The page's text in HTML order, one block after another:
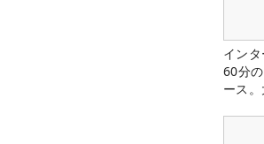
イン
60分
ース